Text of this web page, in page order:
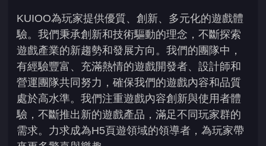
KUIOO為玩家提供優質、創新、多元化的遊戲體
驗。我們秉承創新和技術驅動的理念，不斷探索
遊戲產業的新趨勢和發展方向。我們的團隊中，
有經驗豐富、充滿熱情的遊戲開發者、設計師和
營運團隊共同努力，確保我們的遊戲內容和品質
處於高水準。我們注重遊戲內容創新與使用者體
驗，不斷推出新的遊戲產品，滿足不同玩家群的
需求。力求成為H5頁遊領域的領導者，為玩家帶